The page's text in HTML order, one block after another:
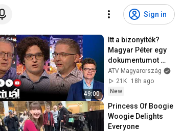
Sign in
49:00
Itt a bizonyíték?
Magyar Péter egy
dokumentumot
mutatott
Orbánékról //
AKTUÁL 2026.08.06.
ATV Magyarország
21K
18h ago
New
Princess Of Boogie
Woogie Delights
Everyone